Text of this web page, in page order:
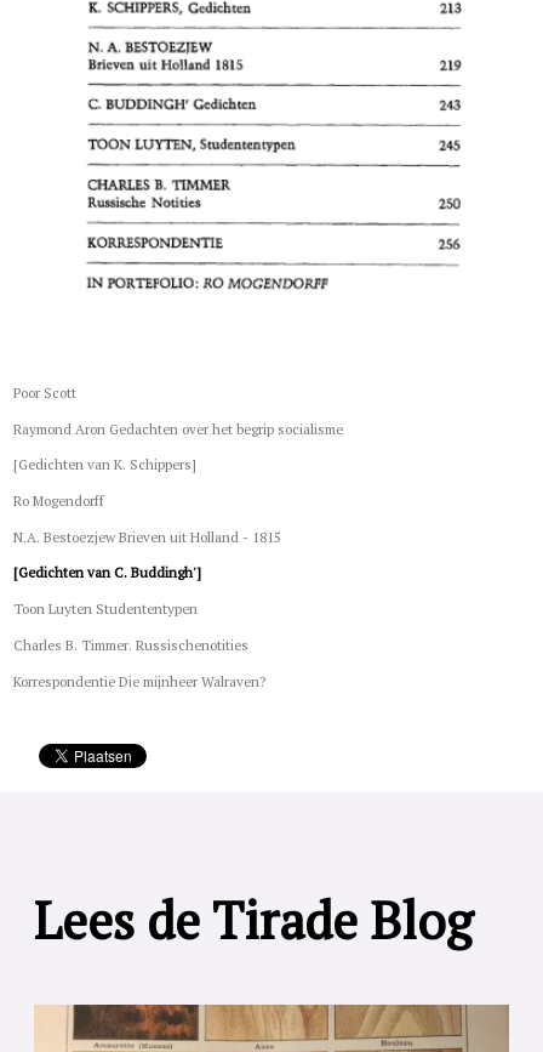
Poor Scott
Raymond Aron Gedachten over het begrip socialisme
[Gedichten van K. Schippers]
Ro Mogendorff
N.A. Bestoezjew Brieven uit Holland - 1815
[Gedichten van C. Buddingh']
Toon Luyten Studententypen
Charles B. Timmer. Russischenotities
Korrespondentie Die mijnheer Walraven?
Lees de Tirade Blog